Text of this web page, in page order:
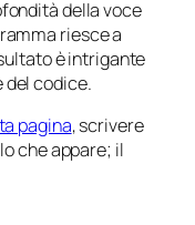
della voce
riesce a
è intrigante
del codice.
pagina, scrivere
che appare; il